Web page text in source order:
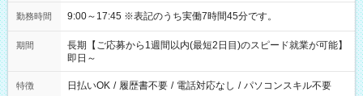
勤務時間 9:00～17:45 ※表記のうち実働7時間45分です。
期間
長期【ご応募から1週間以内(最短2日目)のスピード就業が可能】
即日～
特徴 日払いOK / 履歴書不要 / 電話対応なし / パソコンスキル不要